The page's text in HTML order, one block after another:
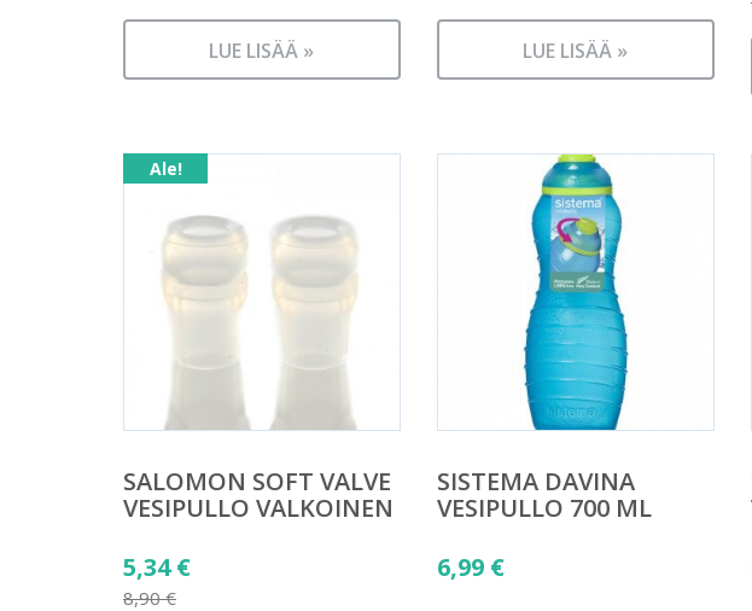
LUE LISÄÄ » LUE LISÄÄ »
Ale!
SALOMON SOFT VALVE
VESIPULLO VALKOINEN
8,90€
Alkuperäinen
hinta
5,34€
SISTEMA DAVINA
VESIPULLO 700 ML
6,99 €